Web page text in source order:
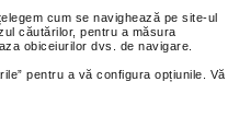
cum se navighează pe site-ul
căutărilor, pentru a măsura
obiceiurilor dvs. de navigare.
pentru a vă configura opțiunile. Vă
2026
Calculator
greutate ideala